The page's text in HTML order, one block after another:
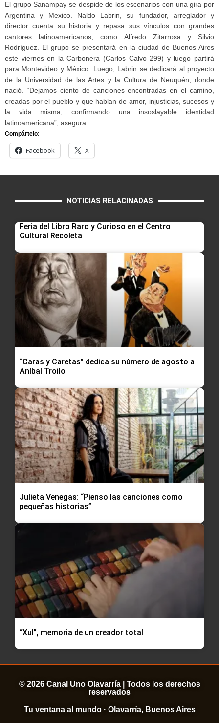
El grupo Sanampay se despide de los escenarios con una gira por
Argentina y Mexico. Naldo Labrin, su fundador, arreglador y
director cuenta su historia y repasa sus vínculos con grandes
cantores latinoamericanos, como Alfredo Zitarrosa y Silvio
Rodríguez. El grupo se presentará en la ciudad de Buenos Aires
este viernes en la Carbonera (Carlos Calvo 299) y luego partirá
para Montevideo y México. Luego, Labrin se dedicará al proyecto
de la Universidad de las Artes y la Cultura de Neuquén, donde
nació. “Dejamos ciento de canciones encontradas en el camino,
creadas por el pueblo y que hablan de amor, injusticias, sucesos y
la vida misma, confirmando una insoslayable identidad
latinoamericana”, asegura.
Compártelo:
Facebook X
NOTICIAS RELACINADAS
Feria del Libro Raro y Curioso en el Centro
Cultural Recoleta
“Caras y Caretas” dedica su número de agosto a
Aníbal Troilo
Julieta Venegas: “Pienso las canciones como
pequeñas historias”
“Xul”, memoria de un creador total
© 2026 Canal Uno Olavarría | Todos los derechos
reservados
Tu ventana al mundo · Olavarría, Buenos Aires